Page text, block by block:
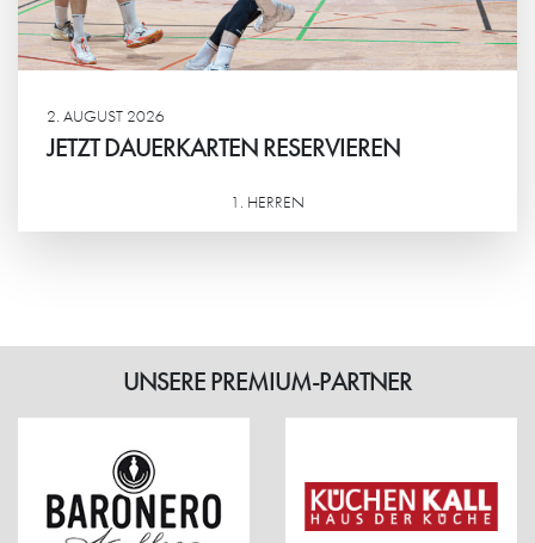
2. AUGUST 2026
JETZT DAUERKARTEN RESERVIEREN
1. HERREN
UNSERE PREMIUM-PARTNER